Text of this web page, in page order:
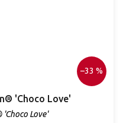
–33 %
'Choco Love'
Love'